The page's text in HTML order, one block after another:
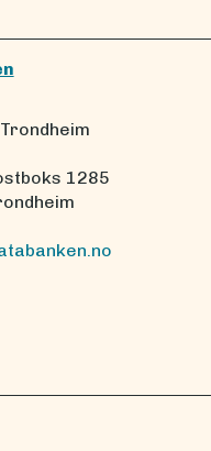
1285